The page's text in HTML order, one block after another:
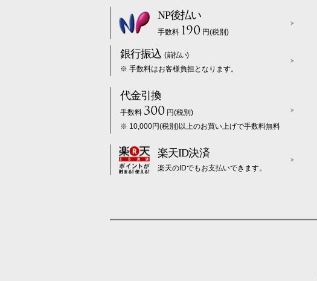
NP後払い
手数料 190 円(税別)
銀行振込 (前払い)
※ 手数料はお客様負担となります。
代金引換
手数料 300 円(税別)
※ 10,000円(税別)以上のお買い上げで手数料無料
楽天ID決済
楽天のIDでもお支払いできます。